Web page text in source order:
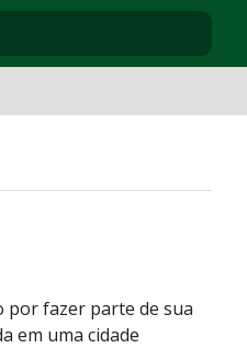
por fazer parte de sua
em uma cidade